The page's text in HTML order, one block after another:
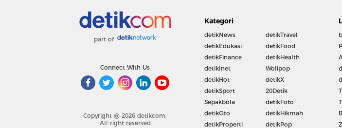
part of
Connect With Us
Copyright @ 2026 detikcom.
All right reserved
Kategori
detikNews
detikEdukasi
detikFinance
detikInet
detikHot
detikSport
Sepakbola
detikOto
detikProperti
detikTravel
detikFood
detikHealth
Wolipop
detikX
20Detik
detikFoto
detikHikmah
detikPop